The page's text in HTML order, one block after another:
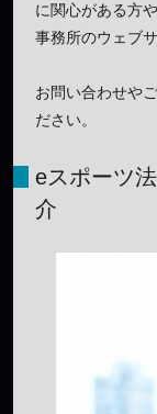
に関心がある方
事務所のウェブ
お問い合わせや
ださい。
eスポーツ
介